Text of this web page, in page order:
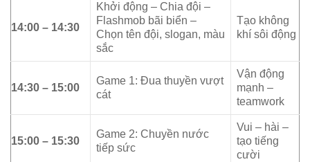
14:00 – 14:30
Khởi động – Chia đội –
Flashmob bãi biển –
Chọn tên đội, slogan, màu
sắc
Tạo không
khí sôi động
14:30 – 15:00
Game 1: Đua thuyền vượt
cát
Vận động
mạnh –
teamwork
15:00 – 15:30
Game 2: Chuyền nước
tiếp sức
Vui – hài –
tạo tiếng
cười